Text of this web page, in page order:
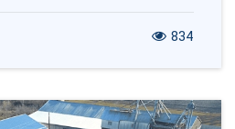
834